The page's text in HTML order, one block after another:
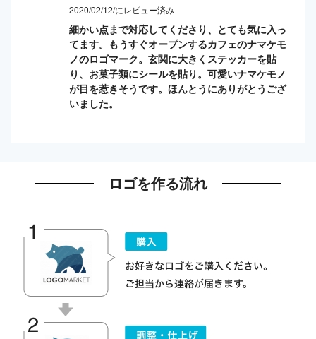
2020/02/12/にレビュー済み
細かい点まで対応してくださり、とても気に入っ
てます。もうすぐオープンするカフェのナマケモ
ノのロゴマーク。玄関に大きくステッカーを貼
り、お菓子類にシールを貼り。可愛いナマケモノ
が目を惹きそうです。ほんとうにありがとうござ
いました。
ロゴを作る流れ